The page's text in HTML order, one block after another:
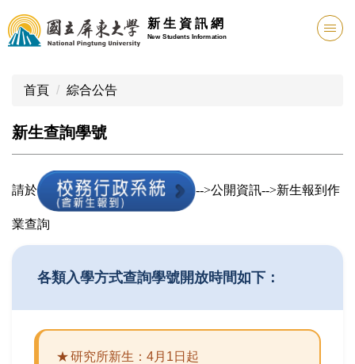
新 生 資 訊 網
New Students Information
首頁 綜合公告
新生查詢學號
請於 -->公開資訊-->新生報到作
業查詢
各類入學方式查詢學號開放時間如下：
★研究所新生：4月1日起